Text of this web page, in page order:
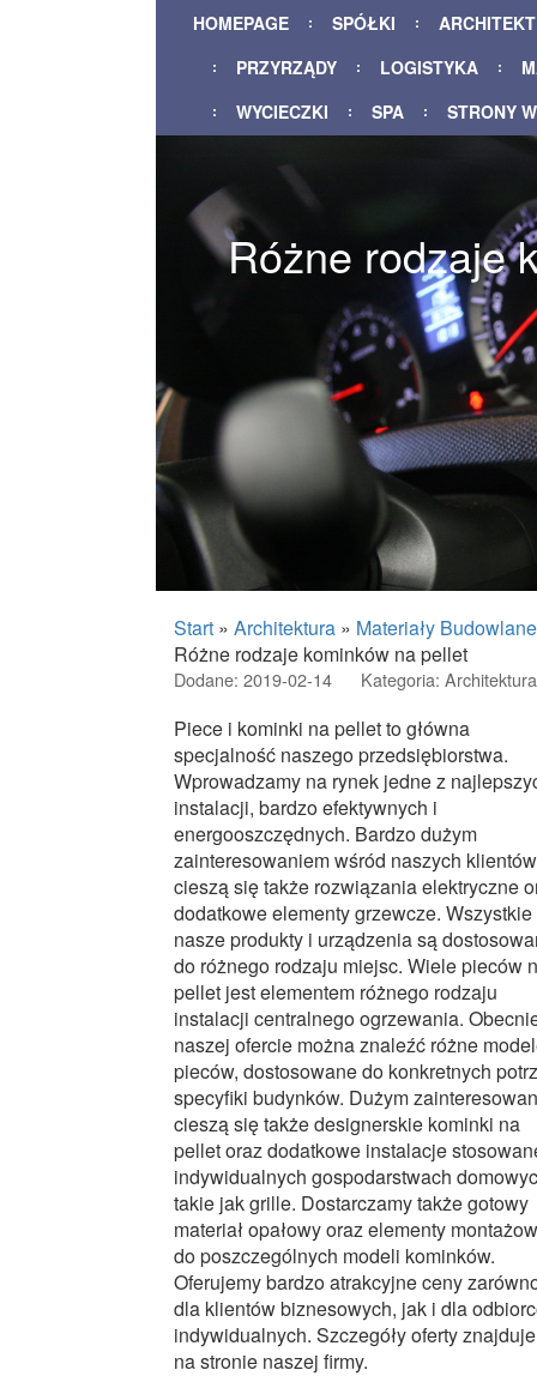
HOMEPAGE SPÓŁKI
PRZYRZĄDY
LOGISTYKA
WYCIECZKI
SPA STRONY
Różne rodzaje
Start » Architektura » Materiały Budowlane
Różne rodzaje kominków na pellet
Dodane: 2019-02-14 Kategoria:
Piece i kominki na pellet to główna
specjalność naszego przedsiębiorstwa.
Wprowadzamy na rynek jedne z
instalacji, bardzo efektywnych i
energooszczędnych. Bardzo dużym
zainteresowaniem wśród naszych klientów
cieszą się także rozwiązania elektryczne
dodatkowe elementy grzewcze. Wszystkie
nasze produkty i urządzenia są
do różnego rodzaju miejsc. Wiele pieców
pellet jest elementem różnego rodzaju
instalacji centralnego ogrzewania.
naszej ofercie można znaleźć różne
pieców, dostosowane do konkretnych
specyfiki budynków. Dużym
cieszą się także designerskie kominki na
pellet oraz dodatkowe instalacje
indywidualnych gospodarstwach
takie jak grille. Dostarczamy także gotowy
materiał opałowy oraz elementy
do poszczególnych modeli kominków.
Oferujemy bardzo atrakcyjne ceny
dla klientów biznesowych, jak i dla
indywidualnych. Szczegóły oferty
na stronie naszej firmy.